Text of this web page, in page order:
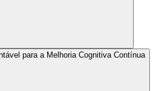
para a Melhoria Cognitiva Contínua